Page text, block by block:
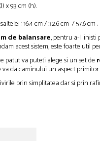
x 93 cm (h).
: 16.4 cm / 32.6 cm / 57.6 cm ;
de balansare, pentru a-l linisti
acest sistem, este foarte util
patut va puteti alege si un set de
da caminului un aspect
prin simplitatea dar si prin